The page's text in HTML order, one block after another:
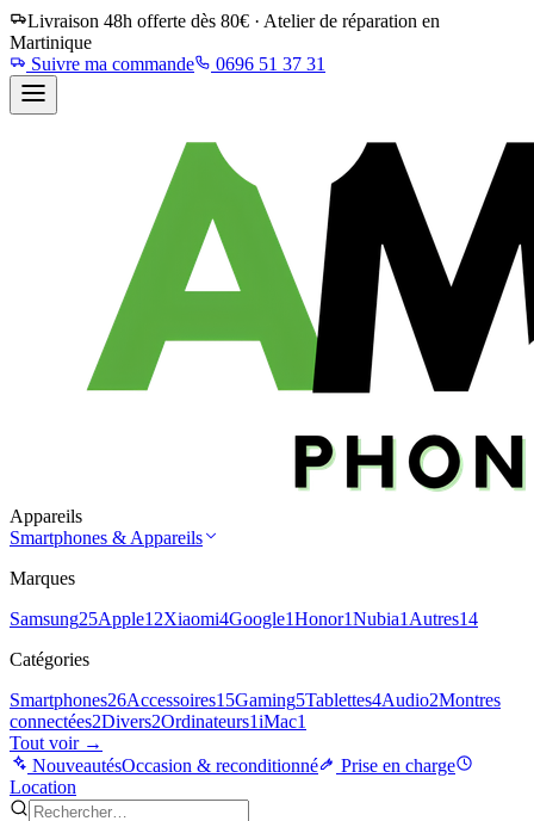
Livraison 48h offerte dès 80€ · Atelier de réparation en
Martinique
Suivre ma commande
0696 51 37 31
Appareils
Smartphones & Appareils
Marques
Samsung25Apple12Xiaomi4Google1Honor1Nubia1 Autres14
Catégories
Smartphones26Accessoires15Gaming5Tablettes4Audio2Montres
connectées2Divers2Ordinateurs1iMac1
Tout voir →
NouveautésOccasion & reconditionné
Prise en charge
Location